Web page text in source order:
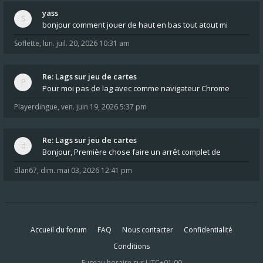
yass
bonjour comment jouer de haut en bas tout atout mi
Soflette, lun. juil. 20, 2026 10:31 am
Re: Lags sur jeu de cartes
Pour moi pas de lag avec comme navigateur Chrome
Playerdingue, ven. juin 19, 2026 5:37 pm
Re: Lags sur jeu de cartes
Bonjour, Première chose faire un arrêt complet de
dlan67, dim. mai 03, 2026 12:41 pm
Accueil du forum FAQ Nous contacter
Confidentialité
Conditions